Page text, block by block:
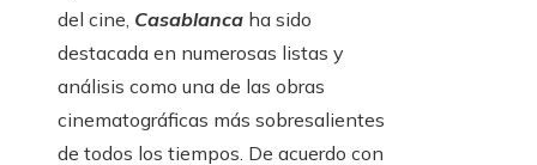
del cine, Casablanca ha sido
destacada en numerosas listas y
análisis como una de las obras
cinematográficas más sobresalientes
de todos los tiempos. De acuerdo con